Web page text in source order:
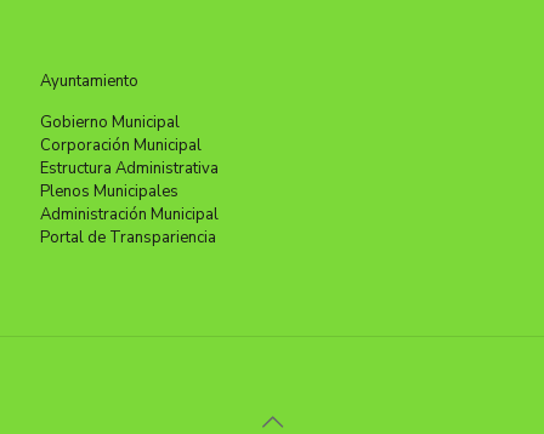
Ayuntamiento
Gobierno Municipal
Corporación Municipal
Estructura Administrativa
Plenos Municipales
Administración Municipal
Portal de Transpariencia